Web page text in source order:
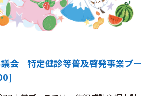
会 特定健診等普及啓発事業ブー